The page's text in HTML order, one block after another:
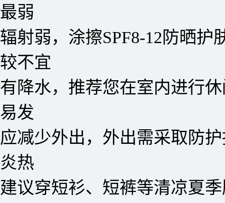
最弱
辐射弱，涂擦SPF8-12防晒护
较不宜
有降水，推荐您在室内进行
易发
应减少外出，外出需采取防
炎热
建议穿短衫、短裤等清凉夏